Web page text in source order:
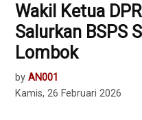
Wakil Ketua
Salurkan BSPS
Lombok
by AN001
Kamis, 26 Februari 2026